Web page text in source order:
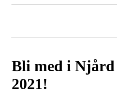
Bli med i
2021!